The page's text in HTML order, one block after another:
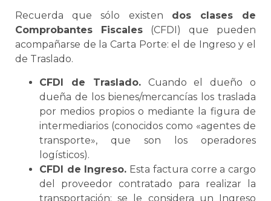
Recuerda que sólo existen dos clases de
Comprobantes Fiscales (CFDI) que pueden
acompañarse de la Carta Porte: el de Ingreso y el
de Traslado.
CFDI de Traslado.Cuando el dueño o
dueña de los bienes/mercancías los traslada
por medios propios o mediante la figura de
intermediarios (conocidos como «agentes de
transporte», que son los operadores
logísticos).
CFDI de Ingreso. Esta factura corre a cargo
del proveedor contratado para realizar la
transportación;se le considera un Ingreso